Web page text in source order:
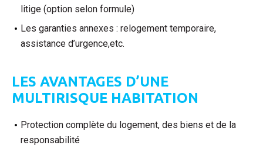
litige (option selon formule)
Les garanties annexes : relogement temporaire,
assistance d’urgence,etc.
LES AVANTAGES D’UNE
MULTIRISQUE HABITATION
Protection complète du logement, des biens et de la
responsabilité